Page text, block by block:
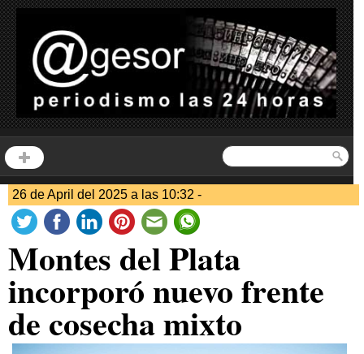
26 de April del 2025 a las 10:32 -
Montes del Plata
incorporó nuevo frente
de cosecha mixto